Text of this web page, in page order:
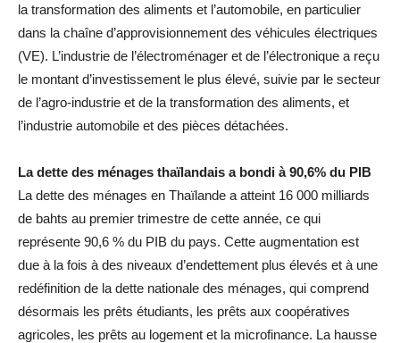
la transformation des aliments et l’automobile, en particulier
dans la chaîne d’approvisionnement des véhicules électriques
(VE). L’industrie de l’électroménager et de l’électronique a reçu
le montant d’investissement le plus élevé, suivie par le secteur
de l’agro-industrie et de la transformation des aliments, et
l’industrie automobile et des pièces détachées.
La dette des ménages thaïlandais a bondi à 90,6% du PIB
La dette des ménages en Thaïlande a atteint 16 000 milliards
de bahts au premier trimestre de cette année, ce qui
représente 90,6 % du PIB du pays. Cette augmentation est
due à la fois à des niveaux d’endettement plus élevés et à une
redéfinition de la dette nationale des ménages, qui comprend
désormais les prêts étudiants, les prêts aux coopératives
agricoles, les prêts au logement et la microfinance. La hausse